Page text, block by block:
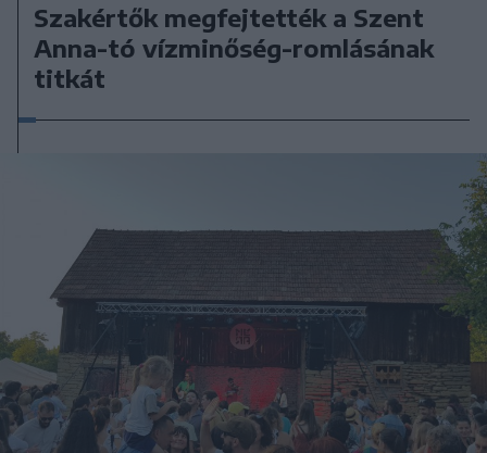
Szakértők megfejtették a Szent
Anna-tó vízminőség-romlásának
titkát